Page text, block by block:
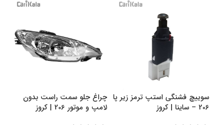
سوییچ فشنگی استپ ترمز زیر پا
206 – ساینا | کروز
چراغ جلو سمت راست بدون
لامپ و موتور 206 | کروز